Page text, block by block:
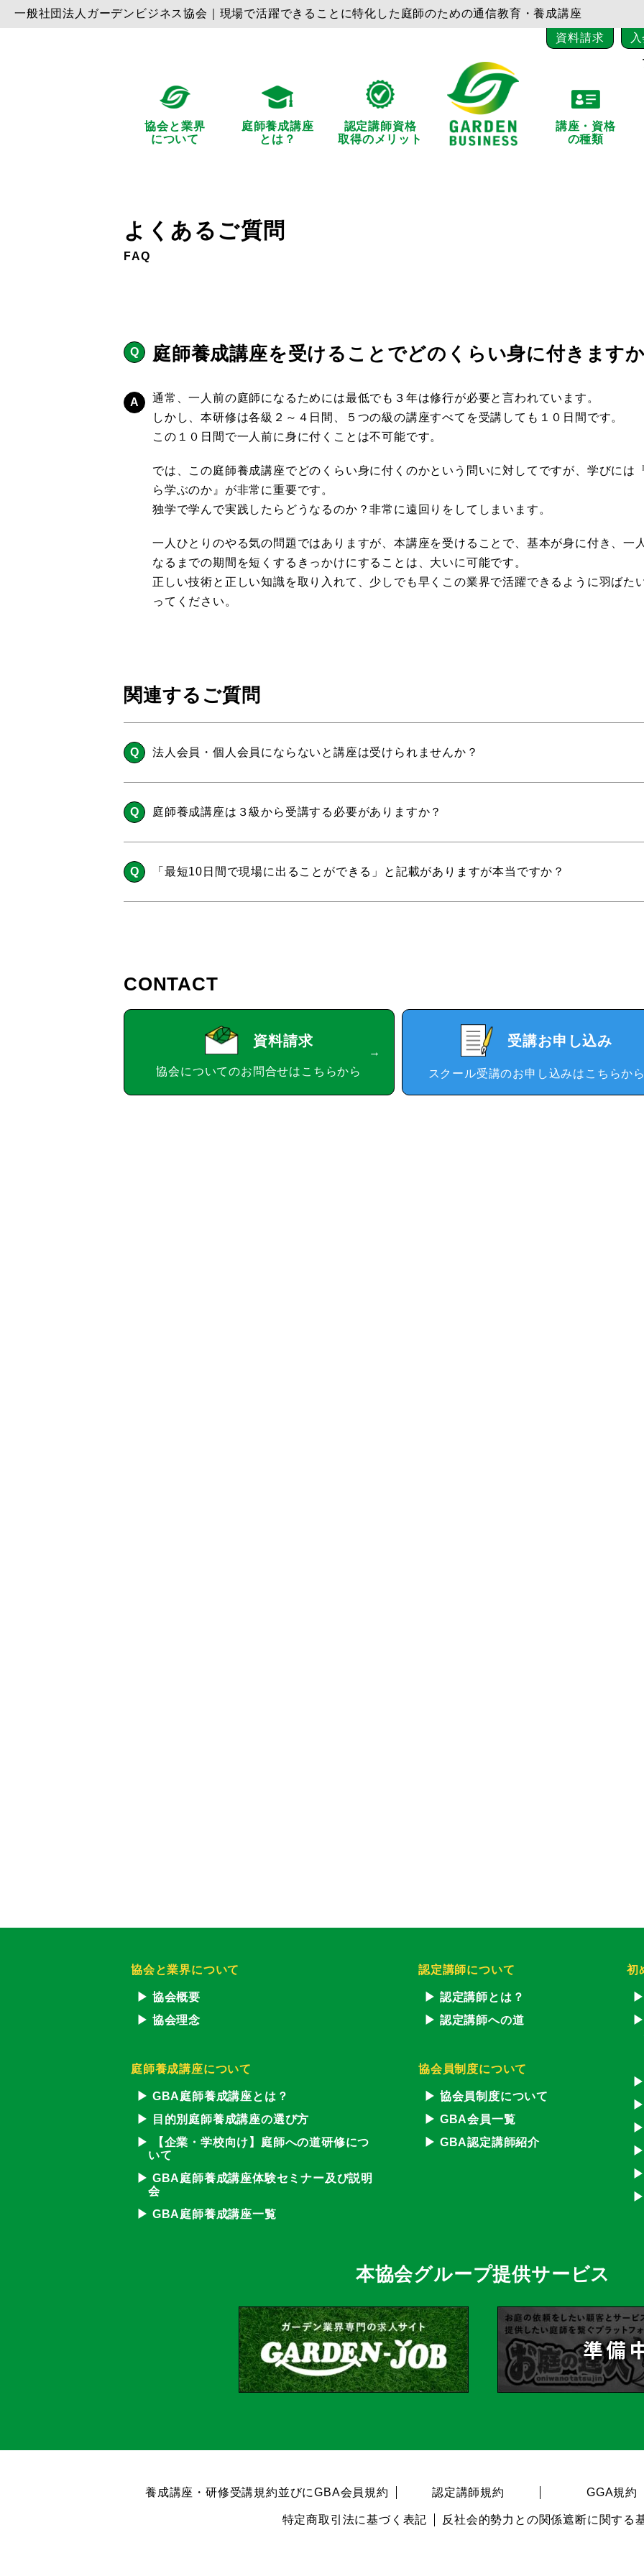
⼀般社団法⼈ガーデンビジネス協会｜現場で活躍できることに特化した庭師のための通信教育・養成講座
資料請求
協会と業界
について
庭師養成講座
とは？
認定講師資格
取得のメリット
講座・資格
の種類
よくあるご質問
FAQ
庭師養成講座を受けることでどのくらい身に付きます
通常、一人前の庭師になるためには最低でも３年は修行が必要と言われています。
しかし、本研修は各級２～４日間、５つの級の講座すべてを受講しても１０日間です。
この１０日間で一人前に身に付くことは不可能です。
では、この庭師養成講座でどのくらい身に付くのかという問いに対してですが、学びには
ら学ぶのか』が非常に重要です。
独学で学んで実践したらどうなるのか？非常に遠回りをしてしまいます。
一人ひとりのやる気の問題ではありますが、本講座を受けることで、基本が身に付き、一
なるまでの期間を短くするきっかけにすることは、大いに可能です。
正しい技術と正しい知識を取り入れて、少しでも早くこの業界で活躍できるように羽ばた
ってください。
関連するご質問
法人会員・個人会員にならないと講座は受けられませんか？
庭師養成講座は３級から受講する必要がありますか？
「最短10日間で現場に出ることができる」と記載がありますが本当ですか？
CONTACT
資料請求
協会についてのお問合せはこちらから
受講お申し込み
スクール受講のお申し込みはこちらか
協会と業界について
協会概要
協会理念
庭師養成講座について
GBA庭師養成講座とは？
目的別庭師養成講座の選び方
【企業・学校向け】庭師への道研修につ
いて
GBA庭師養成講座体験セミナー及び説明
会
GBA庭師養成講座一覧
認定講師について
認定講師とは？
認定講師への道
協会員制度について
協会員制度について
GBA会員一覧
GBA認定講師紹介
初
本協会グループ提供サービス
養成講座・研修受講規約並びにGBA会員規約 認定講師規約 GGA規約
特定商取引法に基づく表記 反社会的勢力との関係遮断に関する